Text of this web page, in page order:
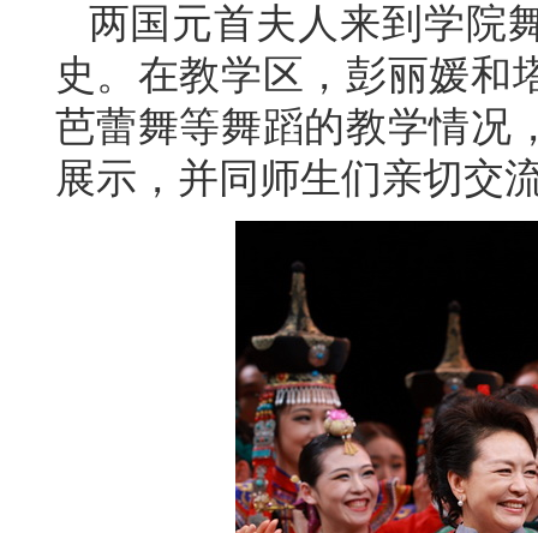
两国元首夫人来到学院
史。在教学区，彭丽媛和
芭蕾舞等舞蹈的教学情况
展示，并同师生们亲切交